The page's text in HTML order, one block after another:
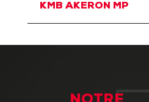
KMB AKERON MP